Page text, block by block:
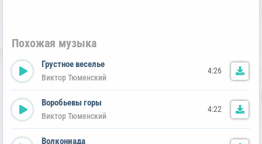
Похожая музыка
Грустное веселье
Виктор Тюменский
4:26
Воробьевы горы
Виктор Тюменский
4:22
Волкониада